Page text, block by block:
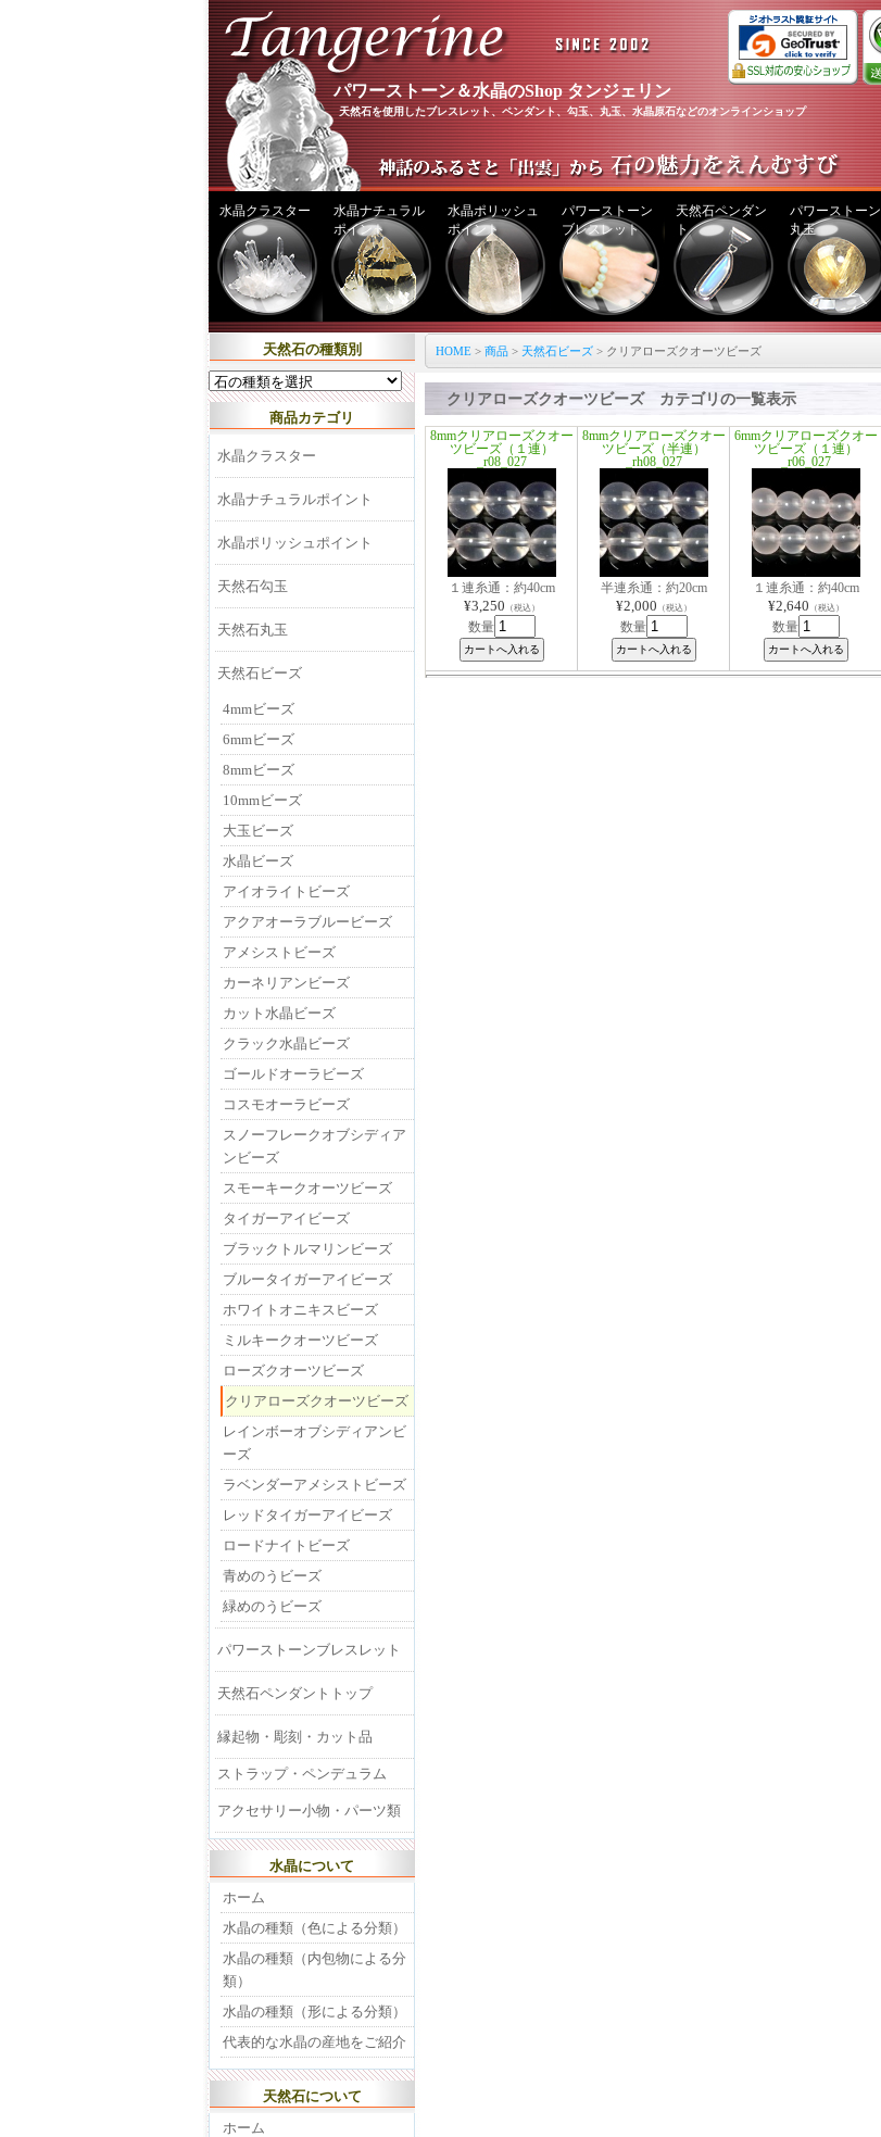
パワーストーン＆水晶のShop タンジェリン
天然石を使用したブレスレット、ペンダント、勾玉、丸玉、水晶原石などのオンラインショップ
水晶クラスター
水晶ナチュラル
ポイント
水晶ポリッシュ
ポイント
パワーストーン
ブレスレット
天然石ペンダン
ト
パワーストーン
丸玉
HOME > 商品 > 天然石ビーズ > クリアローズクオーツビーズ
クリアローズクオーツビーズ カテゴリの一覧表示
8mmクリアローズクオー
ツビーズ（１連）
_r08_027
１連糸通：約40cm
¥3,250 （税込）
数量
8mmクリアローズクオー
ツビーズ（半連）
_rh08_027
半連糸通：約20cm
¥2,000 （税込）
数量
6mmクリアローズクオー
ツビーズ（１連）
_r06_027
１連糸通：約40cm
¥2,640 （税込）
数量
天然石の種類別
商品カテゴリ
水晶クラスター
水晶ナチュラルポイント
水晶ポリッシュポイント
天然石勾玉
天然石丸玉
天然石ビーズ
4mmビーズ
6mmビーズ
8mmビーズ
10mmビーズ
大玉ビーズ
水晶ビーズ
アイオライトビーズ
アクアオーラブルービーズ
アメシストビーズ
カーネリアンビーズ
カット水晶ビーズ
クラック水晶ビーズ
ゴールドオーラビーズ
コスモオーラビーズ
スノーフレークオブシディア
ンビーズ
スモーキークオーツビーズ
タイガーアイビーズ
ブラックトルマリンビーズ
ブルータイガーアイビーズ
ホワイトオニキスビーズ
ミルキークオーツビーズ
ローズクオーツビーズ
クリアローズクオーツビーズ
レインボーオブシディアンビ
ーズ
ラベンダーアメシストビーズ
レッドタイガーアイビーズ
ロードナイトビーズ
青めのうビーズ
緑めのうビーズ
パワーストーンブレスレット
天然石ペンダントトップ
縁起物・彫刻・カット品
ストラップ・ペンデュラム
アクセサリー小物・パーツ類
水晶について
ホーム
水晶の種類（色による分類）
水晶の種類（内包物による分
類）
水晶の種類（形による分類）
代表的な水晶の産地をご紹介
天然石について
ホーム